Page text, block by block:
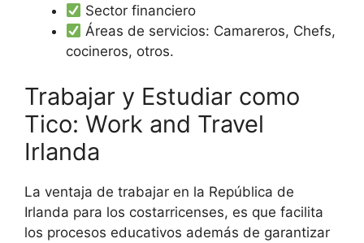
Sector financiero
Áreas de servicios: Camareros, Chefs,
cocineros, otros.
Trabajar y Estudiar como
Tico: Work and Travel
Irlanda
La ventaja de trabajar en la República de
Irlanda para los costarricenses, es que facilita
los procesos educativos además de garantizar